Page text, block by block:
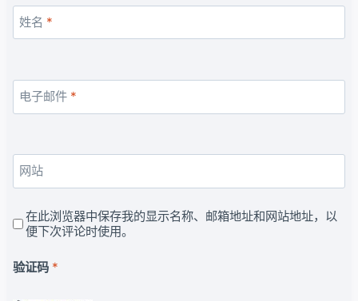
姓名 *
电子邮件 *
网站
在此浏览器中保存我的显示名称、邮箱地址和网站地址，以
便下次评论时使用。
验证码 *